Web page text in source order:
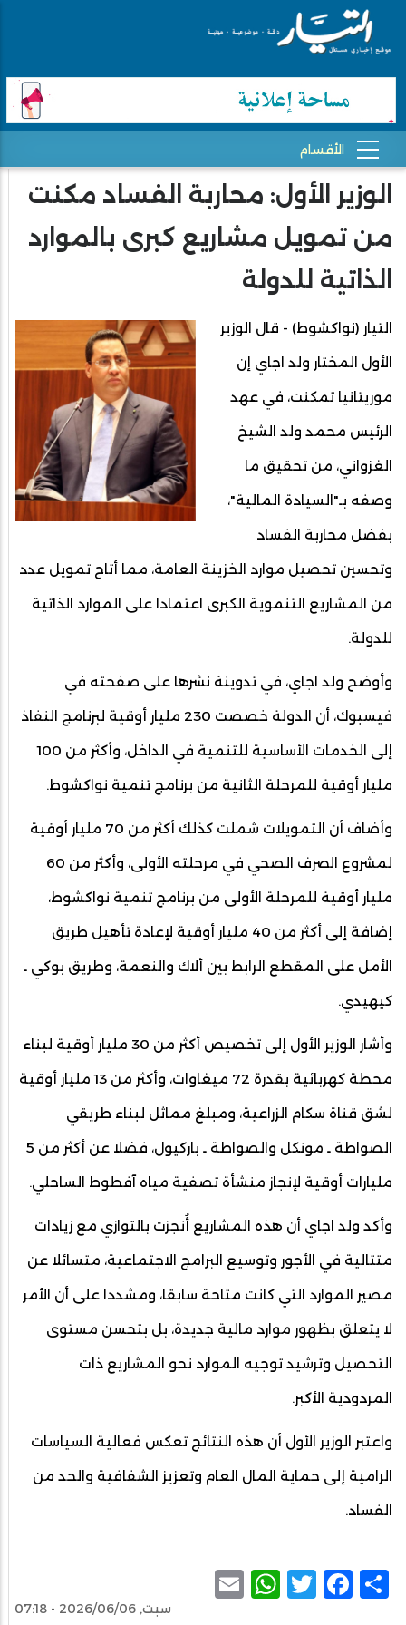
الوزير الأول: محاربة الفساد مكنت
من تمويل مشاريع كبرى بالموارد
الذاتية للدولة
التيار (نواكشوط) - قال الوزير
الأول المختار ولد اجاي إن
موريتانيا تمكنت، في عهد
الرئيس محمد ولد الشيخ
الغزواني، من تحقيق ما
وصفه بـ"السيادة المالية"،
بفضل محاربة الفساد
وتحسين تحصيل موارد الخزينة العامة، مما أتاح تمويل عدد
من المشاريع التنموية الكبرى اعتمادا على الموارد الذاتية
للدولة.
وأوضح ولد اجاي، في تدوينة نشرها على صفحته في
فيسبوك، أن الدولة خصصت 230 مليار أوقية لبرنامج النفاذ
إلى الخدمات الأساسية للتنمية في الداخل، وأكثر من 100
مليار أوقية للمرحلة الثانية من برنامج تنمية نواكشوط.
وأضاف أن التمويلات شملت كذلك أكثر من 70 مليار أوقية
لمشروع الصرف الصحي في مرحلته الأولى، وأكثر من 60
مليار أوقية للمرحلة الأولى من برنامج تنمية نواكشوط،
إضافة إلى أكثر من 40 مليار أوقية لإعادة تأهيل طريق
الأمل على المقطع الرابط بين ألاك والنعمة، وطريق بوكي ـ
كيهيدي.
وأشار الوزير الأول إلى تخصيص أكثر من 30 مليار أوقية لبناء
محطة كهربائية بقدرة 72 ميغاوات، وأكثر من 13 مليار أوقية
لشق قناة سكام الزراعية، ومبلغ مماثل لبناء طريقي
الصواطة ـ مونكل والصواطة ـ باركيول، فضلا عن أكثر من 5
مليارات أوقية لإنجاز منشأة تصفية مياه آفطوط الساحلي.
وأكد ولد اجاي أن هذه المشاريع أُنجزت بالتوازي مع زيادات
متتالية في الأجور وتوسيع البرامج الاجتماعية، متسائلا عن
مصير الموارد التي كانت متاحة سابقا، ومشددا على أن الأمر
لا يتعلق بظهور موارد مالية جديدة، بل بتحسن مستوى
التحصيل وترشيد توجيه الموارد نحو المشاريع ذات
المردودية الأكبر.
واعتبر الوزير الأول أن هذه النتائج تعكس فعالية السياسات
الرامية إلى حماية المال العام وتعزيز الشفافية والحد من
الفساد.
Share
Facebook
Twitter
WhatsApp
سبت, 2026/06/06 - 07:18